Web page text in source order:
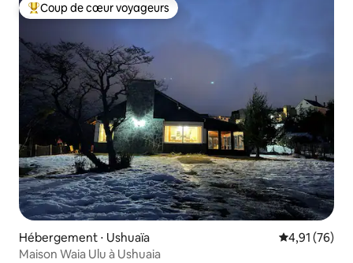
Coups de cœur voyageurs les plus appréciés
Coup de cœur voyageurs
Hébergement ⋅ Ushuaïa Évaluation
4,91 (76)
Maison Waia Ulu à Ushuaia